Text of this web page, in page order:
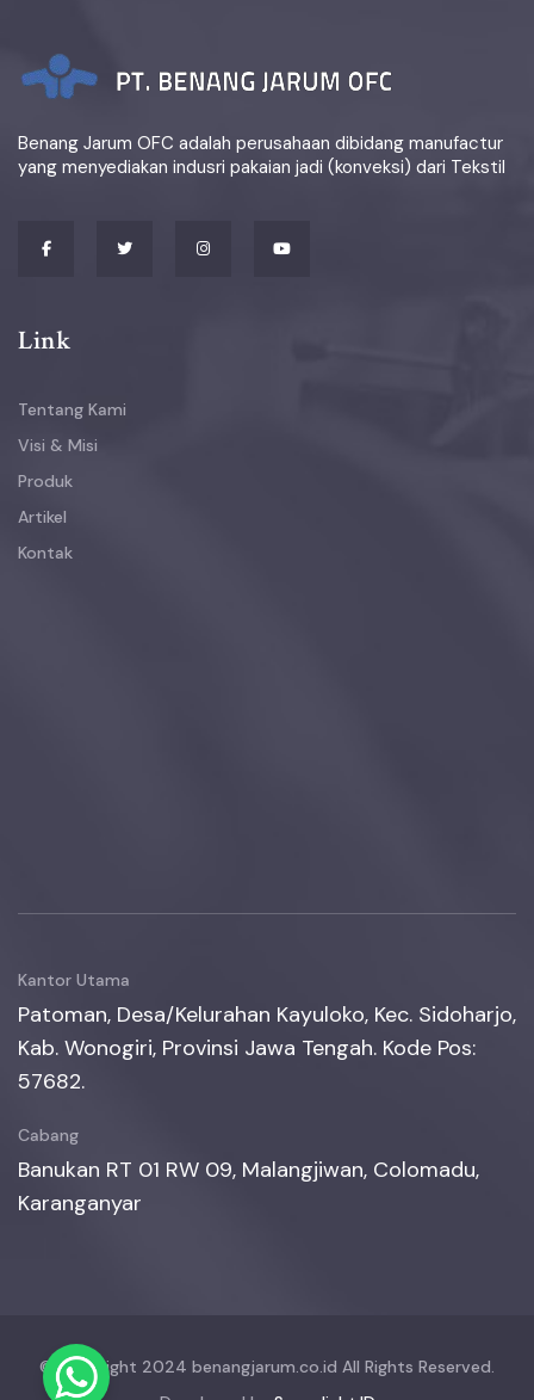
Benang Jarum OFC adalah perusahaan dibidang manufactur
yang menyediakan indusri pakaian jadi (konveksi) dari Tekstil
Link
Tentang Kami
Visi & Misi
Produk
Artikel
Kontak
Kantor Utama
Patoman, Desa/Kelurahan Kayuloko, Kec. Sidoharjo,
Kab. Wonogiri, Provinsi Jawa Tengah. Kode Pos:
57682.
Cabang
Banukan RT 01 RW 09, Malangjiwan, Colomadu,
Karanganyar
© Copyright 2024 benangjarum.co.id All Rights Reserved.